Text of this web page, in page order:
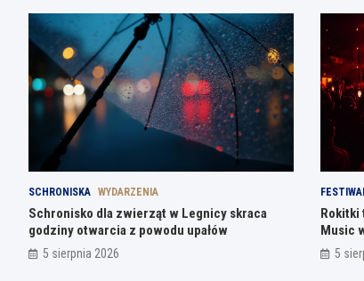
SCHRONISKA WYDARZENIA
Schronisko dla zwierząt w Legnicy skraca
godziny otwarcia z powodu upałów
5 sierpnia 2026
Music
5